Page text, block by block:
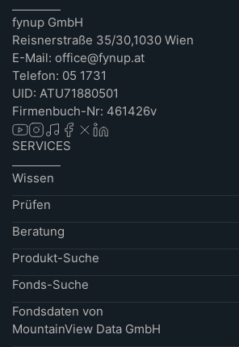
fynup GmbH
Reisnerstraße 35/30,1030 Wien
E-Mail: office@fynup.at
Telefon: 05 1731
UID: ATU71880501
Firmenbuch-Nr: 461426v
SERVICES
Wissen
Prüfen
Beratung
Produkt-Suche
Fonds-Suche
Fondsdaten von
MountainView Data GmbH